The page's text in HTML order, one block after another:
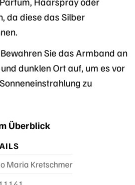
da diese das Silber
Bewahren Sie das Armband an
dunklen Ort auf, um es vor
zu
Überblick
Maria Kretschmer